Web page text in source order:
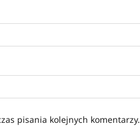
pisania kolejnych komentarzy.